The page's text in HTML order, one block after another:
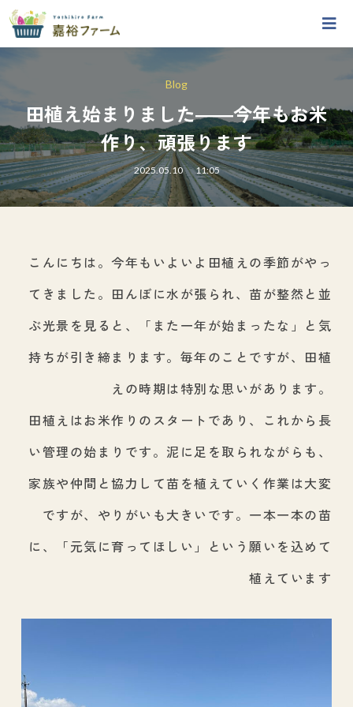
Blog
田植え始まりました――今年もお米
作り、頑張ります
2025.05.10 11:05
こんにちは。今年もいよいよ田植えの季節がやっ
てきました。田んぼに水が張られ、苗が整然と並
ぶ光景を見ると、「また一年が始まったな」と気
持ちが引き締まります。毎年のことですが、田植
えの時期は特別な思いがあります。
田植えはお米作りのスタートであり、これから長
い管理の始まりです。泥に足を取られながらも、
家族や仲間と協力して苗を植えていく作業は大変
ですが、やりがいも大きいです。一本一本の苗
に、「元気に育ってほしい」という願いを込めて
植えています